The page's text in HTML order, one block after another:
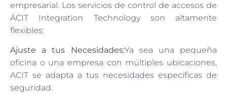
empresarial. Los servicios de control de accesos de
ACIT Integration Technology son altamente
flexibles:
Ajuste a tus Necesidades:Ya sea una pequeña
oficina o una empresa con múltiples ubicaciones,
ACIT se adapta a tus necesidades específicas de
seguridad.